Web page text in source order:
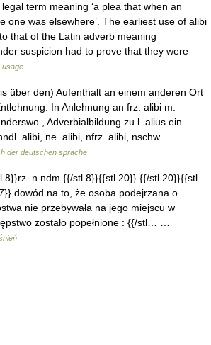
term meaning ‘a plea that when an
one was elsewhere’. The earliest use of alibi
that of the Latin adverb meaning
suspicion had to prove that they were
usage
über den) Aufenthalt an einem anderen Ort
In Anlehnung an frz. alibi m.
, Adverbialbildung zu l. alius ein
alibi, ne. alibi, nfrz. alibi, nschw …
der deutschen sprache
n ndm {{/stl 8}}{{stl 20}} {{/stl 20}}{{stl
dowód na to, że osoba podejrzana o
nie przebywała na jego miejscu w
zostało popełnione : {{/stl… …